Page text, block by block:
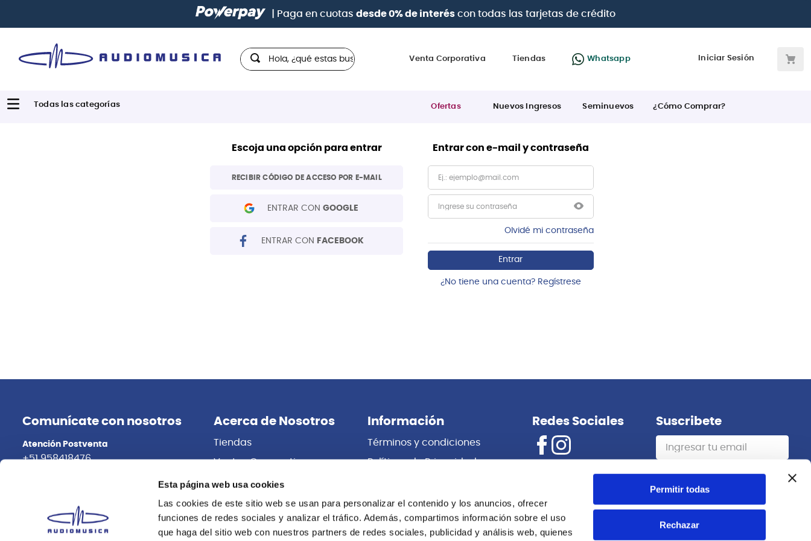
Esta página web usa cookies
Las cookies de este sitio web se usan para personalizar el contenido y los anuncios, ofrecer
funciones de redes sociales y analizar el tráfico. Además, compartimos información sobre el uso
que haga del sitio web con nuestros partners de redes sociales, publicidad y análisis web, quienes
Permitir todas
Rechazar
| Paga en cuotas desde 0% de interéscon todas las tarjetas de crédito
Hola, ¿qué estas buscando?
Venta Corporativa Tiendas Whatsapp Iniciar Sesión
Ofertas Nuevos Ingresos Seminuevos ¿Cómo Comprar?
Escoja una opción para entrar
RECIBIR CÓDIGO DE ACCESO POR E-MAIL
ENTRAR CON GOOGLE
ENTRAR CON FACEBOOK
Entrar con e-mail y contraseña
Olvidé mi contraseña
Entrar
¿No tiene una cuenta? Regístrese
Comunícate con nosotros
Atención Postventa
+51 958418476
Acerca de Nosotros
Tiendas
Ventas Corporativas
Distribuidores
Trabaja con Nosotros
Información
Términos y condiciones
Políticas de Privacidad
Cambios y Devoluciones
Centro de información
Libro de
Redes Sociales Suscribete
Suscribirme